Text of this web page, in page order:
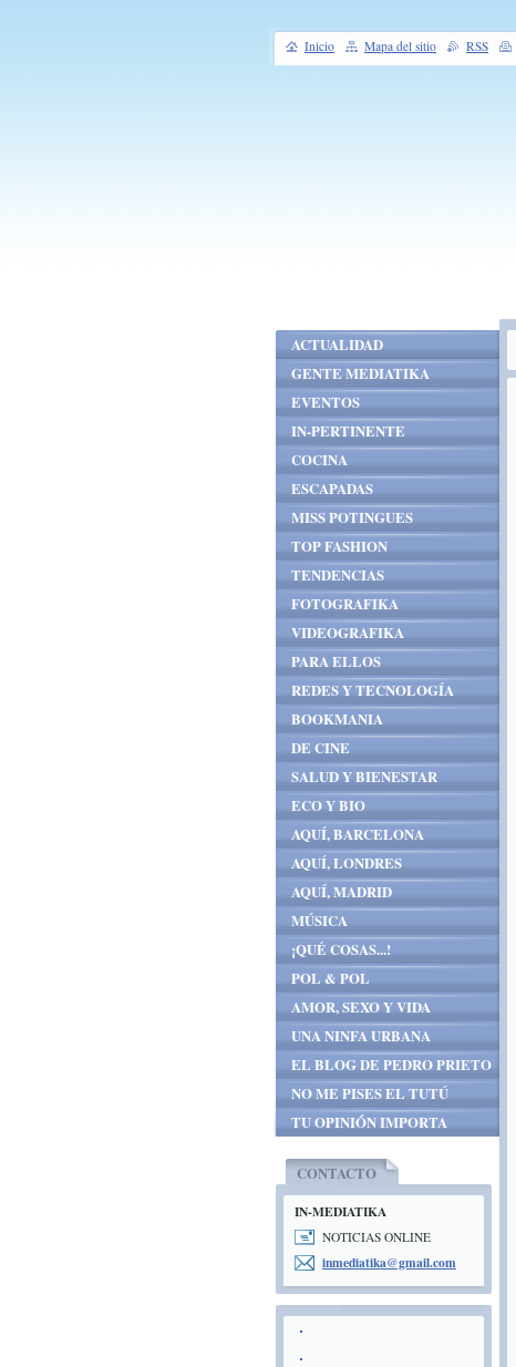
ACTUALIDAD
GENTE MEDIATIKA
EVENTOS
IN-PERTINENTE
COCINA
ESCAPADAS
MISS POTINGUES
TOP FASHION
TENDENCIAS
FOTOGRAFIKA
VIDEOGRAFIKA
PARA ELLOS
REDES Y TECNOLOGÍA
BOOKMANIA
DE CINE
SALUD Y BIENESTAR
ECO Y BIO
AQUÍ, BARCELONA
AQUÍ, LONDRES
AQUÍ, MADRID
MÚSICA
¡QUÉ COSAS...!
POL & POL
AMOR, SEXO Y VIDA
UNA NINFA URBANA
EL BLOG DE PEDRO PRIETO
NO ME PISES EL TUTÚ
TU OPINIÓN IMPORTA
CONTACTO
IN-MEDIATIKA
NOTICIAS ONLINE
inmediatika@gmail.com
Inicio Mapa del sitio RSS